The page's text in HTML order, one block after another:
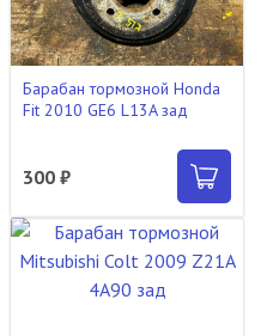
Барабан тормозной Honda
Fit 2010 GE6 L13A зад
300 ₽